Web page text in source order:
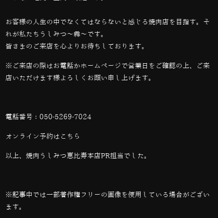
お客様の人生の中でなくてはならないと感じる焼肉店を目指す。そ
れが私たちうしみつ～犇～です。
皆さまのご来店を心よりお待ちしております。
※ご来店の際はお電話かホームページで営業日をご確認の上、ご来
店いただけます様よろしくお願い申し上げます。
電話番号： 050-5269-7024
オンライン予約は こちら
以上、焼肉うしみつ恵比寿本店PR担当でした。
※記事中では一部著作権フリーの画像を使用している場合がござい
ます。